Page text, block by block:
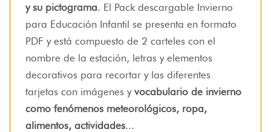
y su pictograma. El Pack descargable Invierno
para Educación Infantil se presenta en formato
PDF y está compuesto de 2 carteles con el
nombre de la estación, letras y elementos
decorativos para recortar y las diferentes
tarjetas con imágenes y vocabulario de invierno
como fenómenos meteorológicos, ropa,
alimentos, actividades...